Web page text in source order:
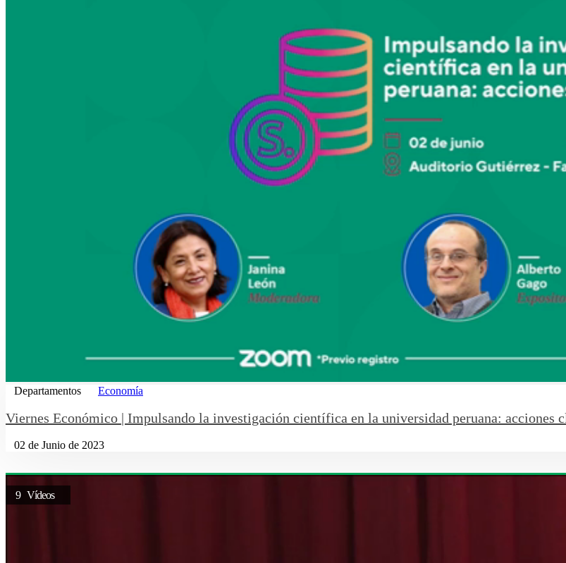
Departamentos Economía
Viernes Económico | Impulsando la investigación científica en la universidad peruana: acciones
02 de Junio de 2023
9 Vídeos